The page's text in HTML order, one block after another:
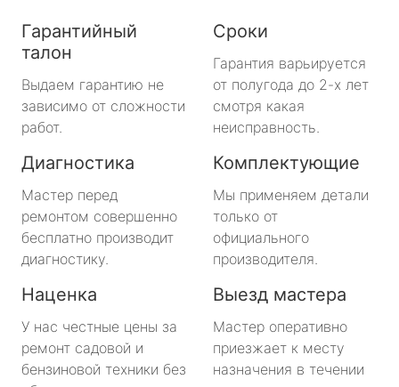
Гарантийный
талон
Выдаем гарантию не
зависимо от сложности
работ.
Сроки
Гарантия варьируется
от полугода до 2-х лет
смотря какая
неисправность.
Диагностика
Мастер перед
ремонтом совершенно
бесплатно производит
диагностику.
Комплектующие
Мы применяем детали
только от
официального
производителя.
Наценка
У нас честные цены за
ремонт садовой и
бензиновой техники без
Выезд мастера
Мастер оперативно
приезжает к месту
назначения в течении